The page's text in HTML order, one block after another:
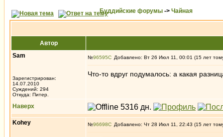
Буддийские форумы -> Чайная
Автор
Sam
Зарегистрирован:
14.07.2010
Суждений: 294
Откуда: Питер.
№96595 Добавлено: Вт 26 Июл 11, 00:01 (15 лет
Что-то вдруг подумалось: а какая
Наверх
Kohey №96698 Добавлено: Чт 28 Июл 11, 22:43 (15 лет